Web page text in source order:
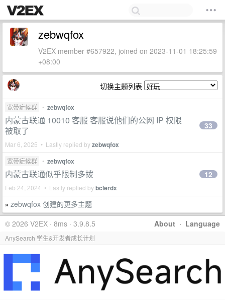
zebwqfox
V2EX member #657922, joined on 2023-11-01 18:25:59
+08:00
切换主题列表
宽带症候群 • zebwqfox
内蒙古联通 10010 客服 客服说他们的公网 IP 权限
被取了
Mar 6, 2025 • Lastly replied byzebwqfox
33
宽带症候群 • zebwqfox
内蒙古联通似乎限制多拨
Feb 24, 2024 • Lastly replied bybclerdx
12
» zebwqfox 创建的更多主题
About · Language
© 2026 V2EX · 8ms · 3.9.8.5
AnySearch 学生&开发者成长计划